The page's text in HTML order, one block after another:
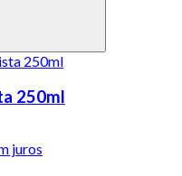
250ml
juros